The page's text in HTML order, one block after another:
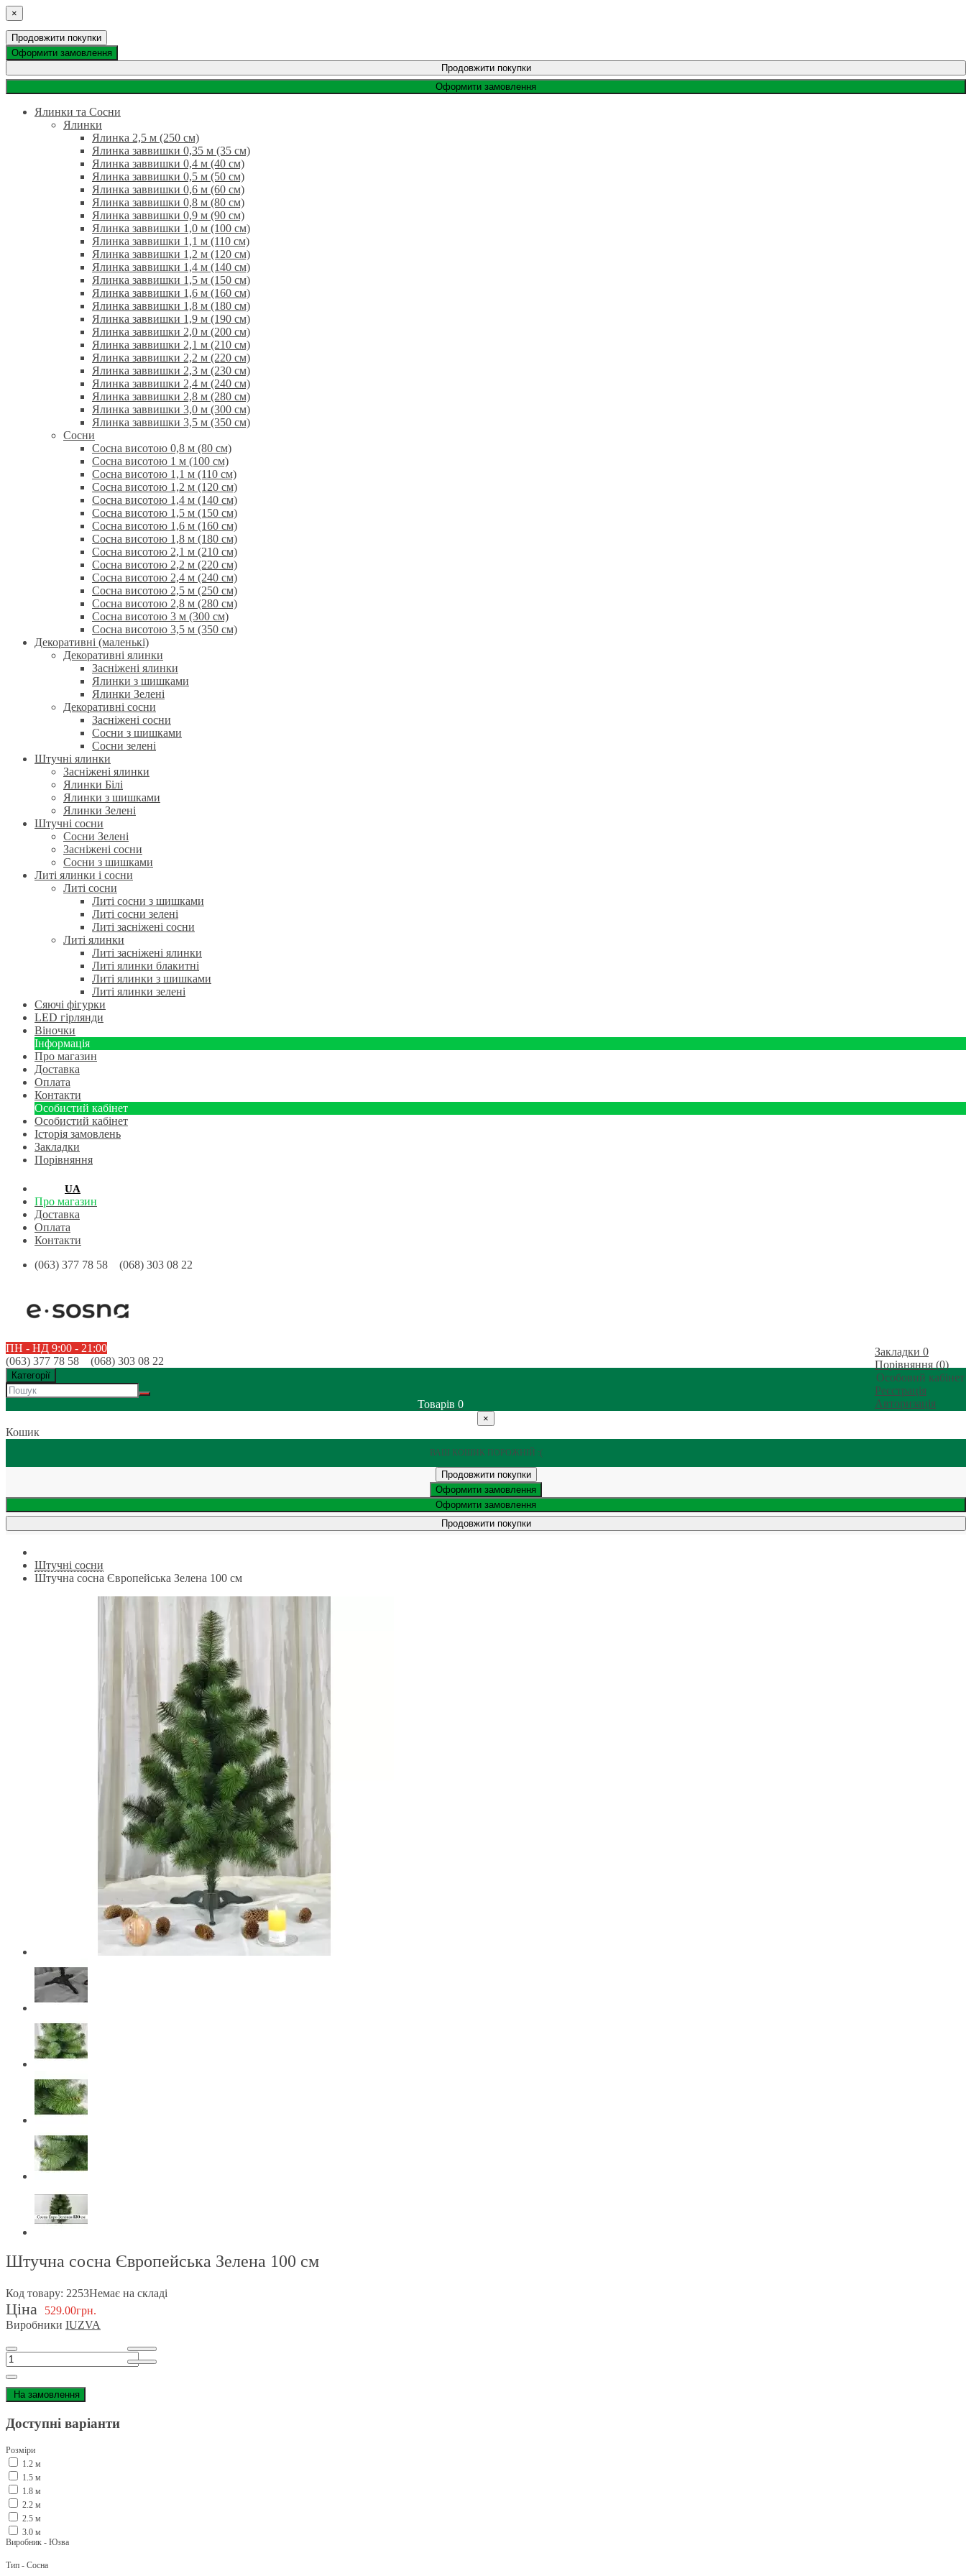
×
Продовжити покупки
Оформити замовлення
Продовжити покупки
Оформити замовлення
Ялинки та Сосни
Ялинки
Ялинка 2,5 м (250 см)
Ялинка заввишки 0,35 м (35 см)
Ялинка заввишки 0,4 м (40 см)
Ялинка заввишки 0,5 м (50 см)
Ялинка заввишки 0,6 м (60 см)
Ялинка заввишки 0,8 м (80 см)
Ялинка заввишки 0,9 м (90 см)
Ялинка заввишки 1,0 м (100 см)
Ялинка заввишки 1,1 м (110 см)
Ялинка заввишки 1,2 м (120 см)
Ялинка заввишки 1,4 м (140 см)
Ялинка заввишки 1,5 м (150 см)
Ялинка заввишки 1,6 м (160 см)
Ялинка заввишки 1,8 м (180 см)
Ялинка заввишки 1,9 м (190 см)
Ялинка заввишки 2,0 м (200 см)
Ялинка заввишки 2,1 м (210 см)
Ялинка заввишки 2,2 м (220 см)
Ялинка заввишки 2,3 м (230 см)
Ялинка заввишки 2,4 м (240 см)
Ялинка заввишки 2,8 м (280 см)
Ялинка заввишки 3,0 м (300 см)
Ялинка заввишки 3,5 м (350 см)
Сосни
Сосна висотою 0,8 м (80 см)
Сосна висотою 1 м (100 см)
Сосна висотою 1,1 м (110 см)
Сосна висотою 1,2 м (120 см)
Сосна висотою 1,4 м (140 см)
Сосна висотою 1,5 м (150 см)
Сосна висотою 1,6 м (160 см)
Сосна висотою 1,8 м (180 см)
Сосна висотою 2,1 м (210 см)
Сосна висотою 2,2 м (220 см)
Сосна висотою 2,4 м (240 см)
Сосна висотою 2,5 м (250 см)
Сосна висотою 2,8 м (280 см)
Сосна висотою 3 м (300 см)
Сосна висотою 3,5 м (350 см)
Декоративні (маленькі)
Декоративні ялинки
Засніжені ялинки
Ялинки з шишками
Ялинки Зелені
Декоративні сосни
Засніжені сосни
Сосни з шишками
Сосни зелені
Штучні ялинки
Засніжені ялинки
Ялинки Білі
Ялинки з шишками
Ялинки Зелені
Штучні сосни
Сосни Зелені
Засніжені сосни
Сосни з шишками
Литі ялинки і сосни
Литі сосни
Литі сосни з шишками
Литі сосни зелені
Литі засніжені сосни
Литі ялинки
Литі засніжені ялинки
Литі ялинки блакитні
Литі ялинки з шишками
Литі ялинки зелені
Сяючі фігурки
LED гірлянди
Віночки
Інформація
Про магазин
Доставка
Оплата
Контакти
Особистий кабінет
Особистий кабінет
Історія замовлень
Закладки
Порівняння
UA
Про магазин
Доставка
Оплата
Контакти
(063) 377 78 58 (068) 303 08 22
Закладки 0
Порівняння (0)
Особовий кабінет
Реєстрація
Авторизація
ПН - НД 9:00 - 21:00
(063) 377 78 58 (068) 303 08 22
Категорії
Товарів 0
×
Кошик
ВАШ КОШИК ПОРОЖНІЙ :(
Продовжити покупки
Оформити замовлення
Оформити замовлення
Продовжити покупки
Штучні сосни
Штучна сосна Європейська Зелена 100 см
Штучна сосна Європейська Зелена 100 см
Код товару: 2253Немає на складі
Ціна
529.00грн.
Виробники IUZVA
На замовлення
Доступні варіанти
Розміри
1.2 м
1.5 м
1.8 м
2.2 м
2.5 м
3.0 м
Виробник - Юзва
Тип - Сосна